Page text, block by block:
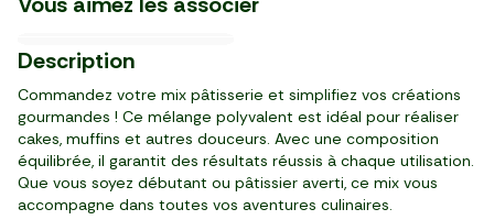
4,99 €
4,59 €
4,59 €
1,15 €
6,49 €
4,84 €
Description
Commandez votre mix pâtisserie et simplifiez vos créations
gourmandes ! Ce mélange polyvalent est idéal pour réaliser
cakes, muffins et autres douceurs. Avec une composition
équilibrée, il garantit des résultats réussis à chaque utilisation.
Que vous soyez débutant ou pâtissier averti, ce mix vous
accompagne dans toutes vos aventures culinaires.